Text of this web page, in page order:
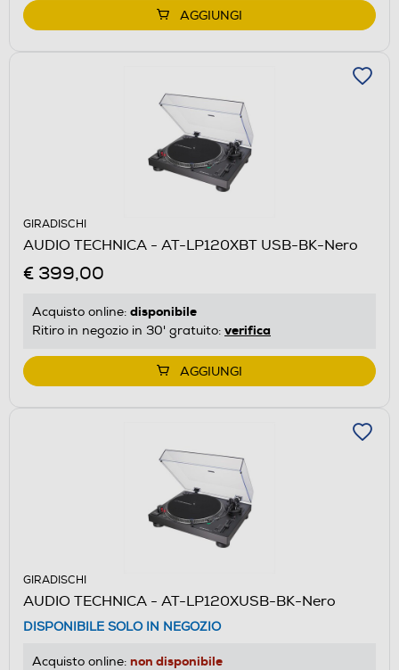
AGGIUNGI
GIRADISCHI
AUDIO TECHNICA - AT-LP120XBT USB-BK-Nero
€ 399,00
Acquisto online: disponibile
Ritiro in negozio in 30' gratuito: verifica
AGGIUNGI
GIRADISCHI
AUDIO TECHNICA - AT-LP120XUSB-BK-Nero
DISPONIBILE SOLO IN NEGOZIO
Acquisto online: non disponibile